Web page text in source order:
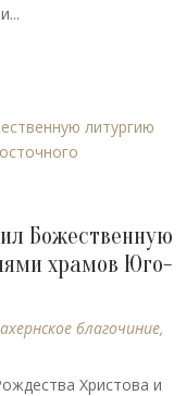
Божественную
храмов Юго-
благочиние,
Христова и